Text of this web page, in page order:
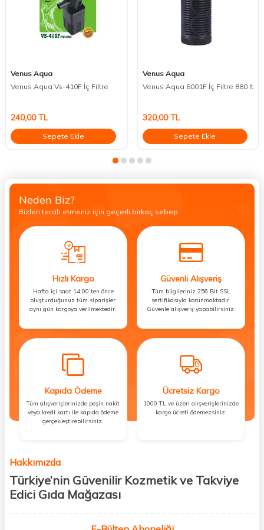
Venus Aqua
Venus Aqua Vs-410F İç Filtre
240,00TL
Sepete Ekle
Venus Aqua
Venus Aqua 6001F İç Filtre 880 lt
320,00TL
Sepete Ekle
Neden Biz?
Bizleri tercih etmeniz için geçerli birkaç sebep.
Hızlı Kargo
Hafta içi saat 14:00’ten önce
oluşturduğunuz tüm siparişler
aynı gün kargoya verilmektedir.
Güvenli Alışveriş
Tüm bilgileriniz 256 Bit SSL
sertifikasıyla korunmaktadır.
Güvenle alışveriş yapabilirsiniz.
Kapıda Ödeme
Tüm alışverişlerinizde peşin nakit
veya kredi kartı ile kapıda ödeme
gerçekleştirebilirsiniz.
Ücretsiz Kargo
1000 TL ve üzeri alışverişlerinizde
kargo ücreti ödemezsiniz.
Hakkımızda
Türkiye’nin Güvenilir Kozmetik ve Takviye
Edici Gıda Mağazası
kişisel bakım hem de takviye edici gıda ürünlerini sizlerle